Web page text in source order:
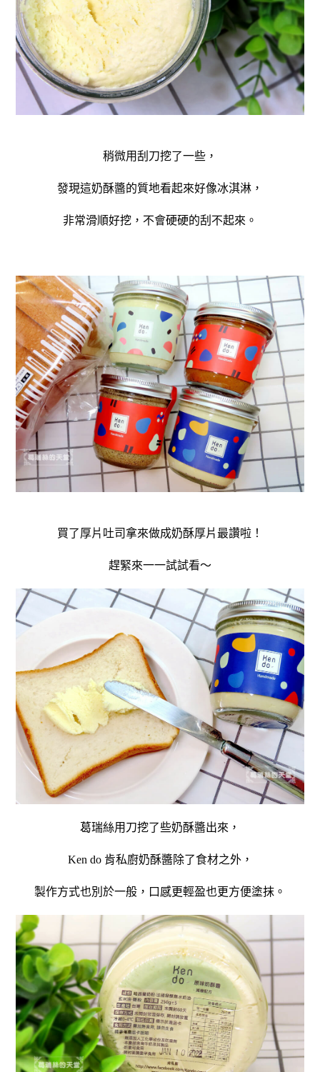
稍微用刮刀挖了一些，
發現這奶酥醬的質地看起來好像冰淇淋，
非常滑順好挖，不會硬硬的刮不起來。
買了厚片吐司拿來做成奶酥厚片最讚啦！
趕緊來一一試試看～
葛瑞絲用刀挖了些奶酥醬出來，
Ken do 肯私廚奶酥醬除了食材之外，
製作方式也別於一般，口感更輕盈也更方便塗抹。